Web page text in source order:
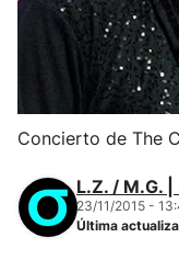
Concierto de The
L.Z. / M.G. |
23/11/2015 -
Última